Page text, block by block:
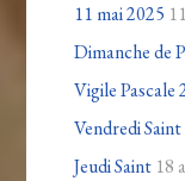
11 mai 2025
Dimanche de
Vigile Pascale
Vendredi Saint
Jeudi Saint 18